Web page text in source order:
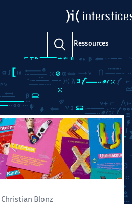
Ressources
Christian Blonz